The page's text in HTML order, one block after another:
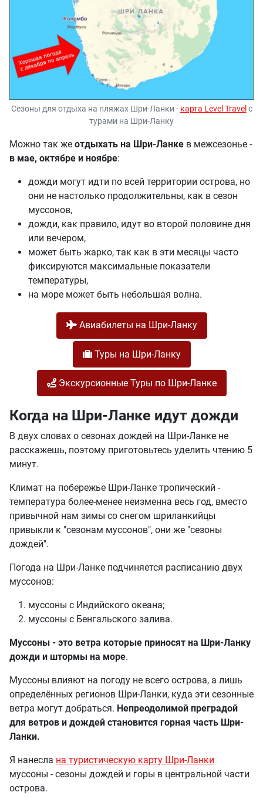
Сезоны для отдыха на пляжах Шри-Ланки - карта Level Travelс
турами на Шри-Ланку
Можно так же отдыхать на Шри-Ланке в межсезонье -
в мае, октябре и ноябре:
дожди могут идти по всей территории острова, но
они не настолько продолжительны, как в сезон
муссонов,
дожди, как правило, идут во второй половине дня
или вечером,
может быть жарко, так как в эти месяцы часто
фиксируются максимальные показатели
температуры,
на море может быть небольшая волна.
Авиабилеты на Шри-Ланку
Туры на Шри-Ланку
Экскурсионные Туры по Шри-Ланке
Когда на Шри-Ланке идут дожди
В двух словах о сезонах дождей на Шри-Ланке не
расскажешь, поэтому приготовьтесь уделить чтению 5
минут.
Климат на побережье Шри-Ланке тропический -
температура более-менее неизменна весь год, вместо
привычной нам зимы со снегом шриланкийцы
привыкли к "сезонам муссонов", они же "сезоны
дождей".
Погода на Шри-Ланке подчиняется расписанию двух
муссонов:
муссоны с Индийского океана;
муссоны с Бенгальского залива.
Муссоны - это ветра которые приносят на Шри-Ланку
дожди и штормы на море.
Муссоны влияют на погоду не всего острова, а лишь
определённых регионов Шри-Ланки, куда эти сезонные
ветра могут добраться. Непреодолимой преградой
для ветров и дождей становится горная часть Шри-
Ланки.
Я нанесла на туристическую карту Шри-Ланки
муссоны - сезоны дождей и горы в центральной части
острова.